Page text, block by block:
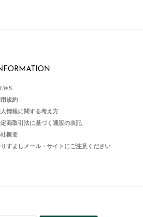
規約
情報に関する考え方
商取引法に基づく通販の表記
概要
すましメール・サイトにご注意ください